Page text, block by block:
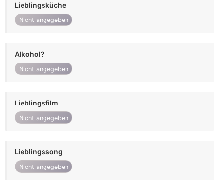
Lieblingsküche
Nicht angegeben
Alkohol?
Nicht angegeben
Lieblingsfilm
Nicht angegeben
Lieblingssong
Nicht angegeben